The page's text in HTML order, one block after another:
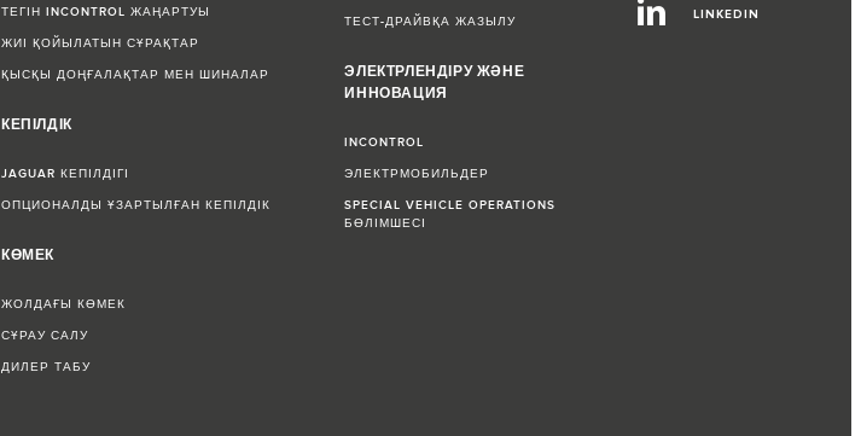
ТЕГІН INCONTROL ЖАҢАРТУЫ
ЖИІ ҚОЙЫЛАТЫН СҰРАҚТАР
ҚЫСҚЫ ДОҢҒАЛАҚТАР МЕН ШИНАЛАР
КЕПІЛДІК
JAGUAR КЕПІЛДІГІ
ОПЦИОНАЛДЫ ҰЗАРТЫЛҒАН КЕПІЛДІК
КӨМЕК
ЖОЛДАҒЫ КӨМЕК
СҰРАУ САЛУ
ДИЛЕР ТАБУ
ТЕСТ-ДРАЙВҚА ЖАЗЫЛУ
ЭЛЕКТРЛЕНДІРУ ЖӘНЕ
ИННОВАЦИЯ
INCONTROL
ЭЛЕКТРМОБИЛЬДЕР
SPECIAL VEHICLE OPERATIONS
БӨЛІМШЕСІ
LINKEDIN